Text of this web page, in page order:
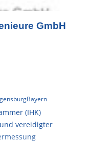
GmbH
Bayern
(IHK)
vereidigter